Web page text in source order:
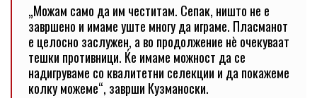
„Можам само да им честитам. Сепак, ништо не е
завршено и имаме уште многу да играме. Пласманот
е целосно заслужен, а во продолжение нè очекуваат
тешки противници. Ќе имаме можност да се
надигруваме со квалитетни селекции и да покажеме
колку можеме“, заврши Кузманоски.